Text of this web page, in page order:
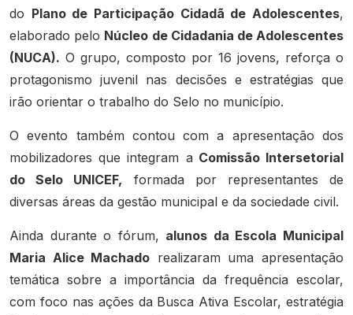
do Plano de Participação Cidadã de Adolescentes,
elaborado pelo Núcleo de Cidadania de Adolescentes
(NUCA). O grupo, composto por 16 jovens, reforça o
protagonismo juvenil nas decisões e estratégias que
irão orientar o trabalho do Selo no município.
O evento também contou com a apresentação dos
mobilizadores que integram a Comissão Intersetorial
do Selo UNICEF, formada por representantes de
diversas áreas da gestão municipal e da sociedade civil.
Ainda durante o fórum, alunos da Escola Municipal
Maria Alice Machado realizaram uma apresentação
temática sobre a importância da frequência escolar,
com foco nas ações da Busca Ativa Escolar, estratégia